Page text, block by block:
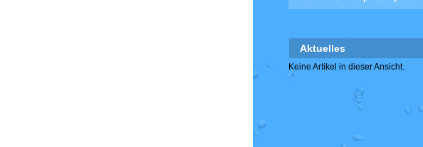
Aktuelles
Keine Artikel in dieser Ansicht.